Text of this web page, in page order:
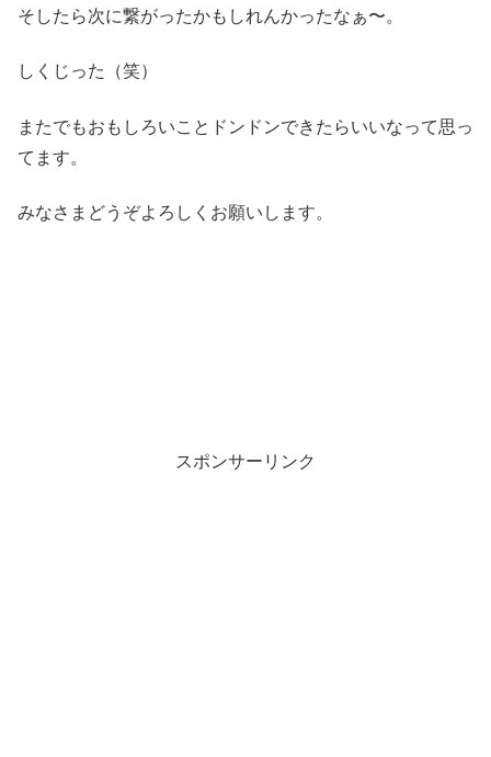
そしたら次に繋がったかもしれんかったなぁ〜。
しくじった（笑）
またでもおもしろいことドンドンできたらいいなって思っ
てます。
みなさまどうぞよろしくお願いします。
スポンサーリンク